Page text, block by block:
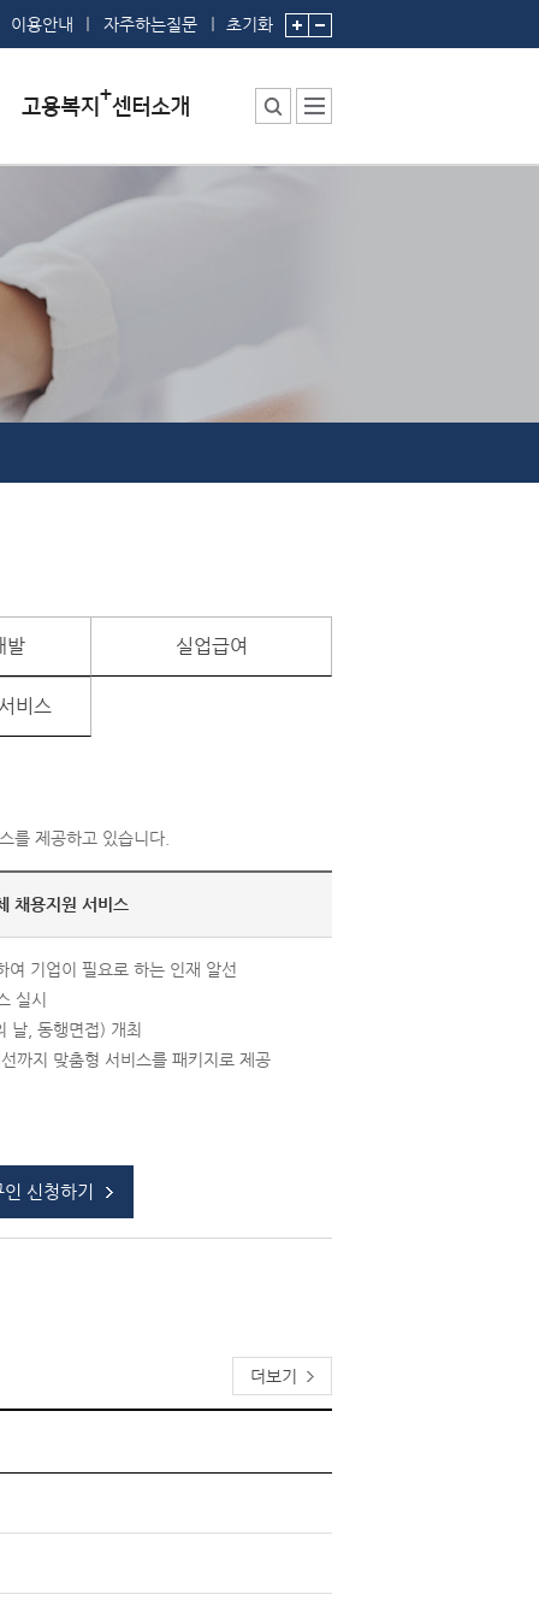
이용안내 자주하는질문 초기화
센터소장 인사말
센터에서 하는 일
부서 및 직원소개
시설안내
찾아오시는 길
발 실업급여
비스
를 제공하고 있습니다.
채용지원 서비스
여 기업이 필요로 하는 인재 알선
실시
날, 동행면접) 개최
까지 맞춤형 서비스를 패키지로 제공
인 신청하기
더보기